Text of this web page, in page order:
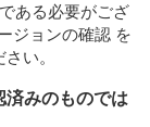
ある必要がござ
ジョンの確認 を
い。
済みのものでは